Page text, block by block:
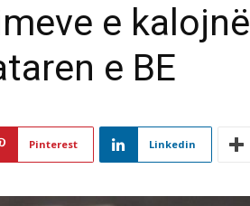
e kalojnë
e BE
Pinterest Linkedin